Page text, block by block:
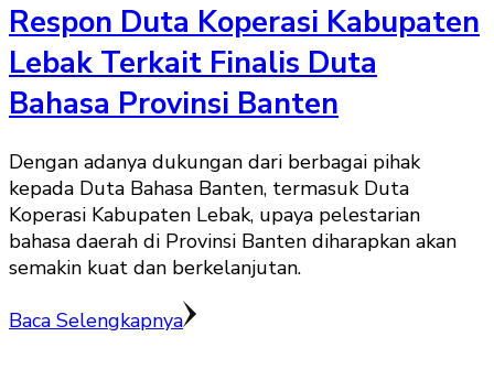
Respon Duta Koperasi Kabupaten
Lebak Terkait Finalis Duta
Bahasa Provinsi Banten
Dengan adanya dukungan dari berbagai pihak
kepada Duta Bahasa Banten, termasuk Duta
Koperasi Kabupaten Lebak, upaya pelestarian
bahasa daerah di Provinsi Banten diharapkan akan
semakin kuat dan berkelanjutan.
Baca Selengkapnya